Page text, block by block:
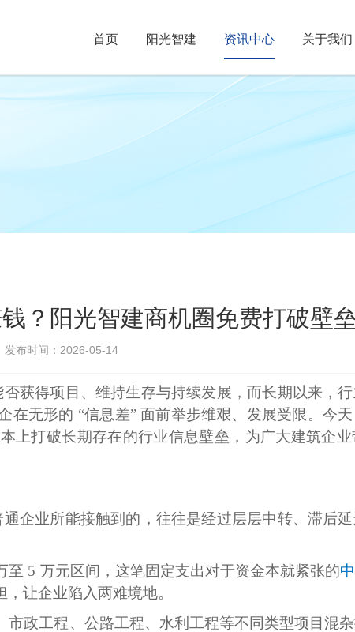
首页 阳光智建 资讯中心 关于我们
？阳光智建商机圈免费打破壁垒
发布时间：2026-05-14
获得项目、维持生存与持续发展，而长期以来，
无形的 “信息差” 面前举步维艰、发展受限。今天
上打破长期存在的行业信息壁垒，为广大建筑企
企业所能接触到的，往往是经过层层中转、滞后
至 5 万元区间，这笔固定支出对于资金本就紧张的
让企业陷入两难境地。
市政工程、公路工程、水利工程等不同类型项目混